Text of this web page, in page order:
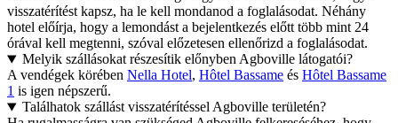
visszatérítést kapsz, ha le kell mondanod a foglalásodat. Néhány
hotel előírja, hogy a lemondást a bejelentkezés előtt több mint 24
órával kell megtenni, szóval előzetesen ellenőrizd a foglalásodat.
Melyik szállásokat részesítik előnyben Agboville látogatói?
A vendégek körében Nella Hotel, Hôtel Bassame és Hôtel Bassame
1 is igen népszerű.
Találhatok szállást visszatérítéssel Agboville területén?